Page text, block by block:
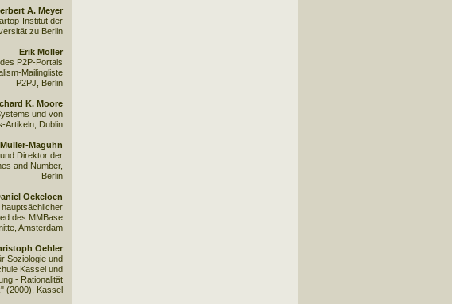
A. Meyer
Institut der
zu Berlin
Erik Möller
P2P-Portals
Mailingliste
P2PJ, Berlin
K. Moore
und von
Artikeln, Dublin
Maguhn
Direktor der
and Number,
Berlin
Ockeloen
des MMBase
Amsterdam
Oehler
Soziologie und
Kassel und
- Rationalität
(2000), Kassel